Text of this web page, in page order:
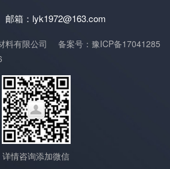
邮箱：lyk1972@163.com
料有限公司 备案号：豫ICP备17041285
详情咨询添加微信